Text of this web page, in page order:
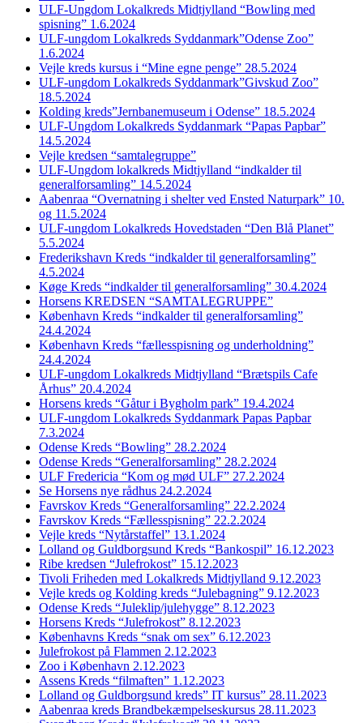
ULF-Ungdom Lokalkreds Midtjylland “Bowling med
spisning” 1.6.2024
ULF-ungdom Lokalkreds Syddanmark”Odense Zoo”
1.6.2024
Vejle kreds kursus i “Mine egne penge” 28.5.2024
ULF-ungdom Lokalkreds Syddanmark”Givskud Zoo”
18.5.2024
Kolding kreds”Jernbanemuseum i Odense” 18.5.2024
ULF-Ungdom Lokalkreds Syddanmark “Papas Papbar”
14.5.2024
Vejle kredsen “samtalegruppe”
ULF-Ungdom lokalkreds Midtjylland “indkalder til
generalforsamling” 14.5.2024
Aabenraa “Overnatning i shelter ved Ensted Naturpark” 10.
og 11.5.2024
ULF-ungdom Lokalkreds Hovedstaden “Den Blå Planet”
5.5.2024
Frederikshavn Kreds “indkalder til generalforsamling”
4.5.2024
Køge Kreds “indkalder til generalforsamling” 30.4.2024
Horsens KREDSEN “SAMTALEGRUPPE”
København Kreds “indkalder til generalforsamling”
24.4.2024
København Kreds “fællesspisning og underholdning”
24.4.2024
ULF-ungdom Lokalkreds Midtjylland “Brætspils Cafe
Århus” 20.4.2024
Horsens kreds “Gåtur i Bygholm park” 19.4.2024
ULF-ungdom Lokalkreds Syddanmark Papas Papbar
7.3.2024
Odense Kreds “Bowling” 28.2.2024
Odense Kreds “Generalforsamling” 28.2.2024
ULF Fredericia “Kom og mød ULF” 27.2.2024
Se Horsens nye rådhus 24.2.2024
Favrskov Kreds “Generalforsamling” 22.2.2024
Favrskov Kreds “Fællesspisning” 22.2.2024
Vejle kreds “Nytårstaffel” 13.1.2024
Lolland og Guldborgsund Kreds “Bankospil” 16.12.2023
Ribe kredsen “Julefrokost” 15.12.2023
Tivoli Friheden med Lokalkreds Midtjylland 9.12.2023
Vejle kreds og Kolding kreds “Julebagning” 9.12.2023
Odense Kreds “Juleklip/julehygge” 8.12.2023
Horsens Kreds “Julefrokost” 8.12.2023
Københavns Kreds “snak om sex” 6.12.2023
Julefrokost på Flammen 2.12.2023
Zoo i København 2.12.2023
Assens Kreds “filmaften” 1.12.2023
Lolland og Guldborgsund kreds” IT kursus” 28.11.2023
Aabenraa kreds Brandbekæmpelseskursus 28.11.2023